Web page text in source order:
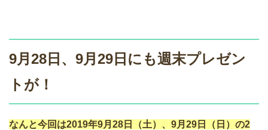
9月28日、9月29日にも週末プレゼン
トが！
なんと今回は2019年9月28日（土）、9月29日（日）の2